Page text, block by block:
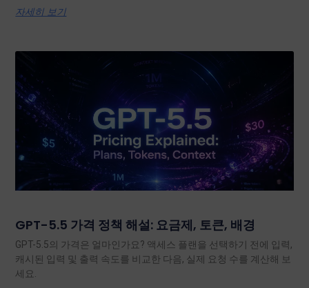
자세히 보기
GPT-5.5 가격 정책 해설: 요금제, 토큰, 배경
GPT-5.5의 가격은 얼마인가요? 액세스 플랜을 선택하기 전에 입력,
캐시된 입력 및 출력 속도를 비교한 다음, 실제 요청 수를 계산해 보
세요.